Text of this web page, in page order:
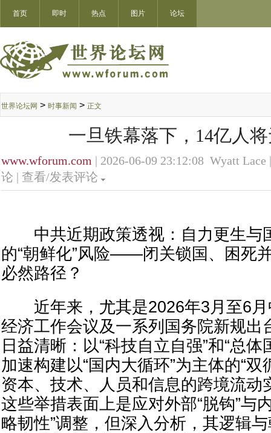
首页 即时 热点 图片 论坛
世界论坛网 > 时事新闻 > 正文
一旦铁幕落下，14亿人
www.wforum.com | 2026-06-09 23:12:08 Wyatt Lace
论 | 查看/发表评论
中共近期政策透视：自力更生与
的“朝鲜化”风险——闭关锁国、困死
必然路径？
近年来，尤其是2026年3月至6月
经济工作会议及一系列国务院新规出
日益清晰：以“科技自立自强”和“总
加速构建以“国内大循环”为主体的“双
资本、技术、人员和信息的跨境流动
这些举措表面上是应对外部“脱钩”与
略韧性”调整，但深入分析，其逻辑